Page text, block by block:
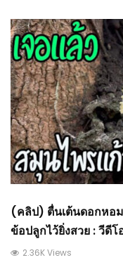
(คลิป) ตื่นเต้นดอกหอ
ข้อปลูกไว้ยิ่งสวย : วีดีโ
2.36K Views